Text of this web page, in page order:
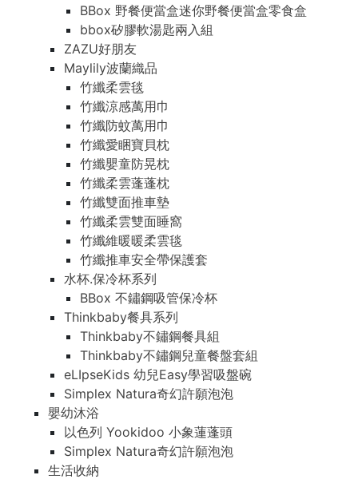
BBox 野餐便當盒迷你野餐便當盒零食盒
bbox矽膠軟湯匙兩入組
ZAZU好朋友
Maylily波蘭織品
竹纖柔雲毯
竹纖涼感萬用巾
竹纖防蚊萬用巾
竹纖愛睏寶貝枕
竹纖嬰童防晃枕
竹纖柔雲蓬蓬枕
竹纖雙面推車墊
竹纖柔雲雙面睡窩
竹纖維暖暖柔雲毯
竹纖推車安全帶保護套
水杯.保冷杯系列
BBox 不鏽鋼吸管保冷杯
Thinkbaby餐具系列
Thinkbaby不鏽鋼餐具組
Thinkbaby不鏽鋼兒童餐盤套組
eLIpseKids 幼兒Easy學習吸盤碗
Simplex Natura奇幻許願泡泡
嬰幼沐浴
以色列 Yookidoo 小象蓮蓬頭
Simplex Natura奇幻許願泡泡
生活收納